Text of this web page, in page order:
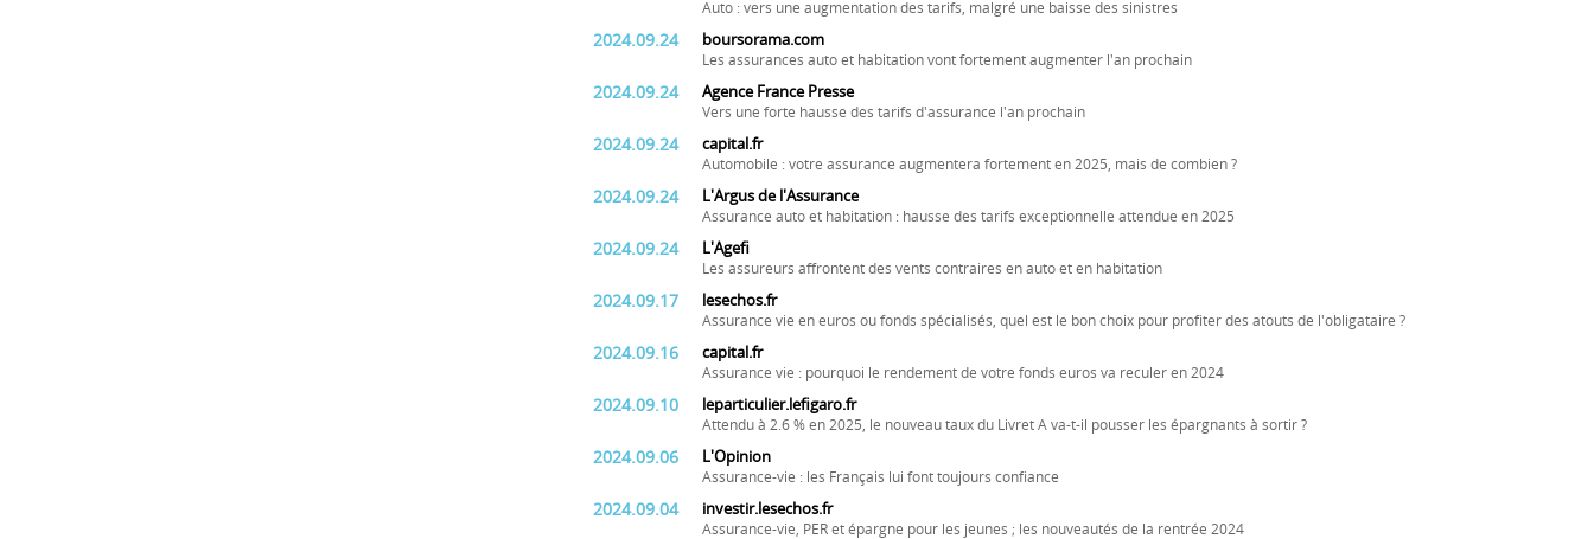
Auto : vers une augmentation des tarifs, malgré une baisse des sinistres
2024.09.24 boursorama.com
Les assurances auto et habitation vont fortement augmenter l'an prochain
2024.09.24 Agence France Presse
Vers une forte hausse des tarifs d'assurance l'an prochain
2024.09.24 capital.fr
Automobile : votre assurance augmentera fortement en 2025, mais de combien ?
2024.09.24 L'Argus de l'Assurance
Assurance auto et habitation : hausse des tarifs exceptionnelle attendue en 2025
2024.09.24 L'Agefi
Les assureurs affrontent des vents contraires en auto et en habitation
2024.09.17 lesechos.fr
Assurance vie en euros ou fonds spécialisés, quel est le bon choix pour profiter des atouts de l'obligataire ?
2024.09.16 capital.fr
Assurance vie : pourquoi le rendement de votre fonds euros va reculer en 2024
2024.09.10 leparticulier.lefigaro.fr
Attendu à 2.6 % en 2025, le nouveau taux du Livret A va-t-il pousser les épargnants à sortir ?
2024.09.06 L'Opinion
Assurance-vie : les Français lui font toujours confiance
2024.09.04 investir.lesechos.fr
Assurance-vie, PER et épargne pour les jeunes ; les nouveautés de la rentrée 2024